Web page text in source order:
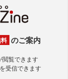
のご案内
閲覧できます
受信できます